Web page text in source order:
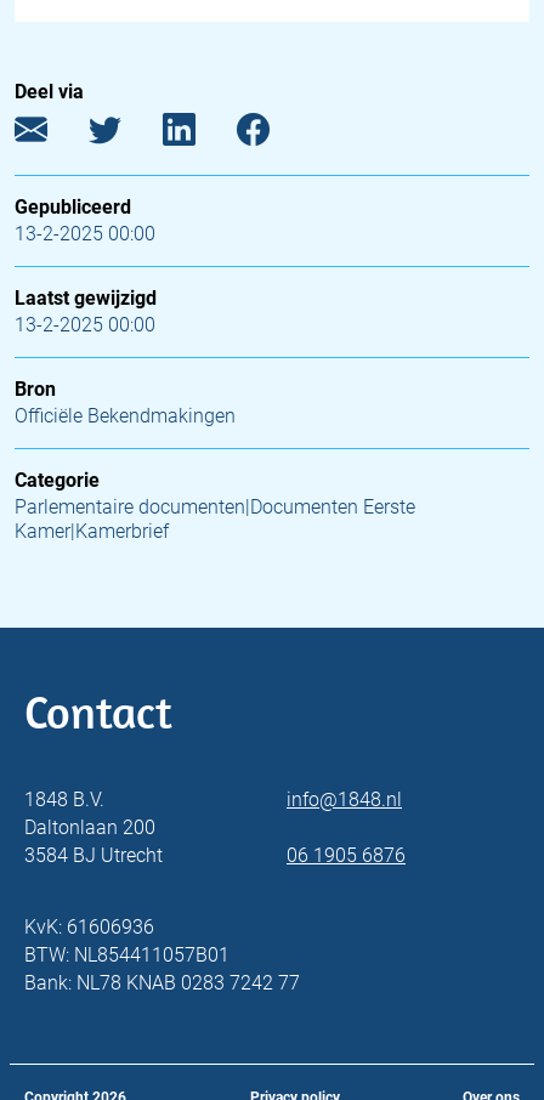
Deel via
Gepubliceerd
13-2-2025 00:00
Laatst gewijzigd
13-2-2025 00:00
Bron
Officiële Bekendmakingen
Categorie
Parlementaire documenten|Documenten Eerste
Kamer|Kamerbrief
Contact
1848 B.V.
Daltonlaan 200
3584 BJ Utrecht
info@1848.nl
06 1905 6876
KvK: 61606936
BTW: NL854411057B01
Bank: NL78 KNAB 0283 7242 77